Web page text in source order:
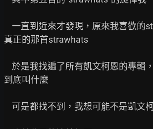
真正的那首strawhats
到底叫什麼